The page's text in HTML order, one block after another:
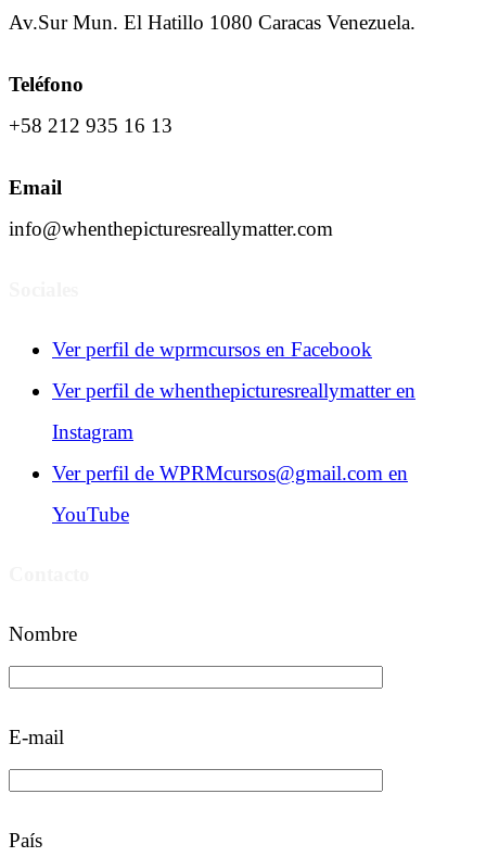
Av.Sur Mun. El Hatillo 1080 Caracas Venezuela.
Teléfono
+58 212 935 16 13
Email
info@whenthepicturesreallymatter.com
Ver perfil de wprmcursos en Facebook
Ver perfil de whenthepicturesreallymatter en
Instagram
Ver perfil de WPRMcursos@gmail.com en
YouTube
Nombre
E-mail
País